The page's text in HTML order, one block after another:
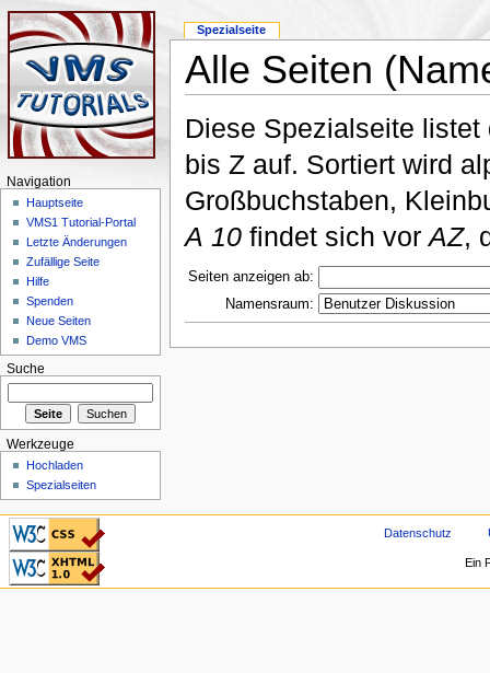
Alle Seiten
Diese Spezialseite
bis Z auf. Sortiert wird
Großbuchstaben,
A 10findet sich vorAZ,
Seiten anzeigen ab:
Namensraum:
Spezialseite
Navigation
Hauptseite
VMS1 Tutorial-Portal
Letzte Änderungen
Zufällige Seite
Hilfe
Spenden
Neue Seiten
Demo VMS
Suche
Werkzeuge
Hochladen
Spezialseiten
CSS ist valide!
Valid XHTML 1.0
Transitional
Datenschutz
Ein